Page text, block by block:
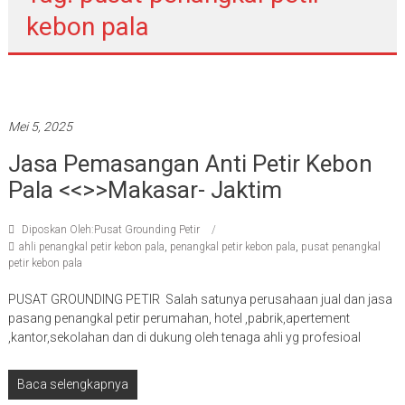
kebon pala
Mei 5, 2025
Jasa Pemasangan Anti Petir Kebon
Pala <<>>makasar- Jaktim
Diposkan Oleh:Pusat Grounding Petir
ahli penangkal petir kebon pala, penangkal petir kebon pala, pusat penangkal
petir kebon pala
PUSAT GROUNDING PETIR Salah satunya perusahaan jual dan jasa
pasang penangkal petir perumahan, hotel ,pabrik,apertement
,kantor,sekolahan dan di dukung oleh tenaga ahli yg profesioal
Baca selengkapnya